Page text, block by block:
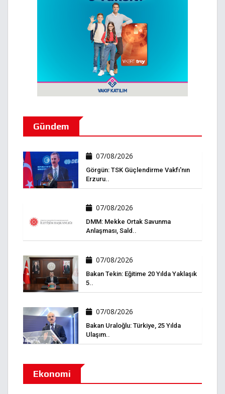
Gündem
07/08/2026
Görgün: TSK Güçlendirme Vakfı'nın
Erzuru..
07/08/2026
DMM: Mekke Ortak Savunma
Anlaşması, Sald..
07/08/2026
Bakan Tekin: Eğitime 20 Yılda Yaklaşık
5..
07/08/2026
Bakan Uraloğlu: Türkiye, 25 Yılda
Ulaşım..
Ekonomi